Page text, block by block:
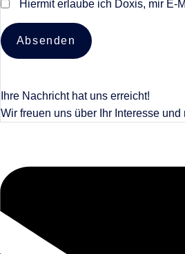
Hiermit erlaube ich Doxis, mir E-
Absenden
Ihre Nachricht hat uns erreicht!
Wir freuen uns über Ihr Interesse